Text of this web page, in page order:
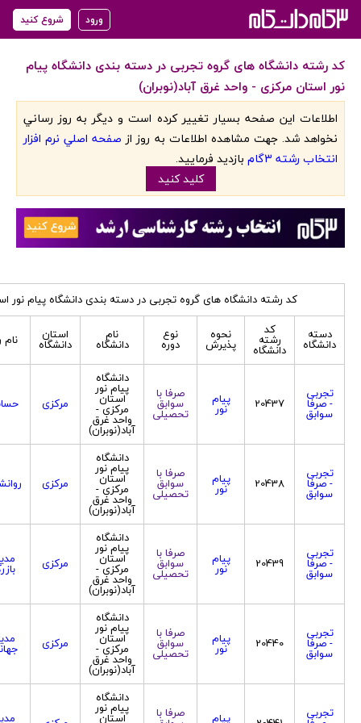
ورود شروع کنید
کد رشته دانشگاه های گروه تجربی در دسته بندی دانشگاه پیام
نور استان مرکزی - واحد غرق آباد(نوبران)
اطلاعات اين صفحه بسيار تغيير کرده است و ديگر به روز رساني
نخواهد شد. جهت مشاهده اطلاعات به روز از صفحه اصلي نرم افزار
انتخاب رشته 3گام
بازديد فرماييد.
کليد کنيد
کد رشته دانشگاه های گروه تجربی در دسته بندی دانشگاه پیام نور
دسته
دانشگاه
کد
رشته
دانشگاه
نحوه
پذیرش
نوع
دوره
نام
دانشگاه
استان
دانشگاه
تجربی
- صرفا
سوابق
20437 پیام
نور
صرفا با
سوابق
تحصیلی
دانشگاه
پیام نور
استان
مرکزی -
واحد غرق
آباد(نوبران)
مرکزی
تجربی
- صرفا
سوابق
20438 پیام
نور
صرفا با
سوابق
تحصیلی
دانشگاه
پیام نور
استان
مرکزی -
واحد غرق
آباد(نوبران)
مرکزی
تجربی
- صرفا
سوابق
20439 پیام
نور
صرفا با
سوابق
تحصیلی
دانشگاه
پیام نور
استان
مرکزی -
واحد غرق
آباد(نوبران)
مرکزی
تجربی
- صرفا
سوابق
20440 پیام
نور
صرفا با
سوابق
تحصیلی
دانشگاه
پیام نور
استان
مرکزی -
واحد غرق
آباد(نوبران)
مرکزی
تجربی پیام صرفا با
دانشگاه
پیام نور
استان